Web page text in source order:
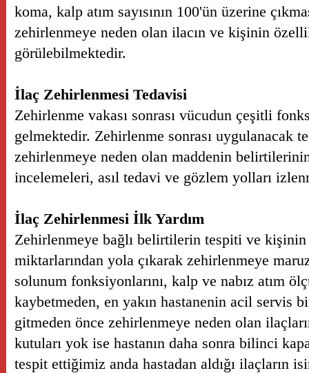
koma, kalp atım sayısının 100'ün üzerine
zehirlenmeye neden olan ilacın ve kişinin
görülebilmektedir.
İlaç Zehirlenmesi Tedavisi
Zehirlenme vakası sonrası vücudun çeşitli
gelmektedir. Zehirlenme sonrası uygulanacak
zehirlenmeye neden olan maddenin
incelemeleri, asıl tedavi ve gözlem yolları
İlaç Zehirlenmesi İlk Yardım
Zehirlenmeye bağlı belirtilerin tespiti ve
miktarlarından yola çıkarak zehirlenmeye
solunum fonksiyonlarını, kalp ve nabız atım
kaybetmeden, en yakın hastanenin acil servis
gitmeden önce zehirlenmeye neden olan
kutuları yok ise hastanın daha sonra bilinci
tespit ettiğimiz anda hastadan aldığı ilaçların